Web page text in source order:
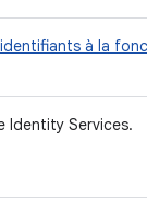
à la
Identity Services.